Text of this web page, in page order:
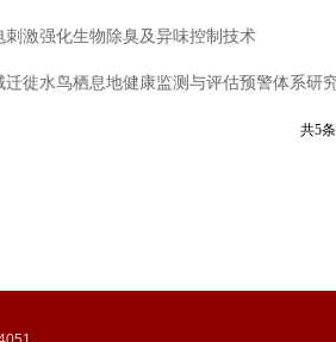
刺激强化生物除臭及异味控制技术
迁徙水鸟栖息地健康监测与评估预警体系研
共5